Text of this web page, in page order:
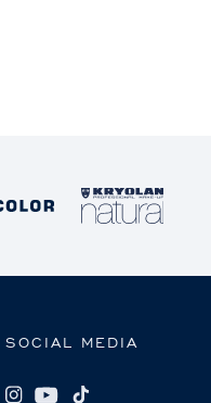
SOCIAL MEDIA